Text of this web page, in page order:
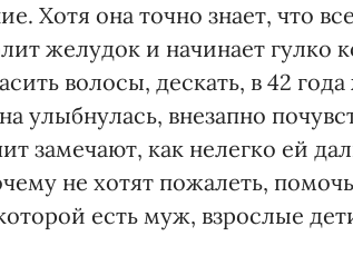
Хотя она точно знает, что
желудок и начинает гулко
волосы, дескать, в 42
улыбнулась, внезапно
замечают, как нелегко ей
не хотят пожалеть,
есть муж, взрослые